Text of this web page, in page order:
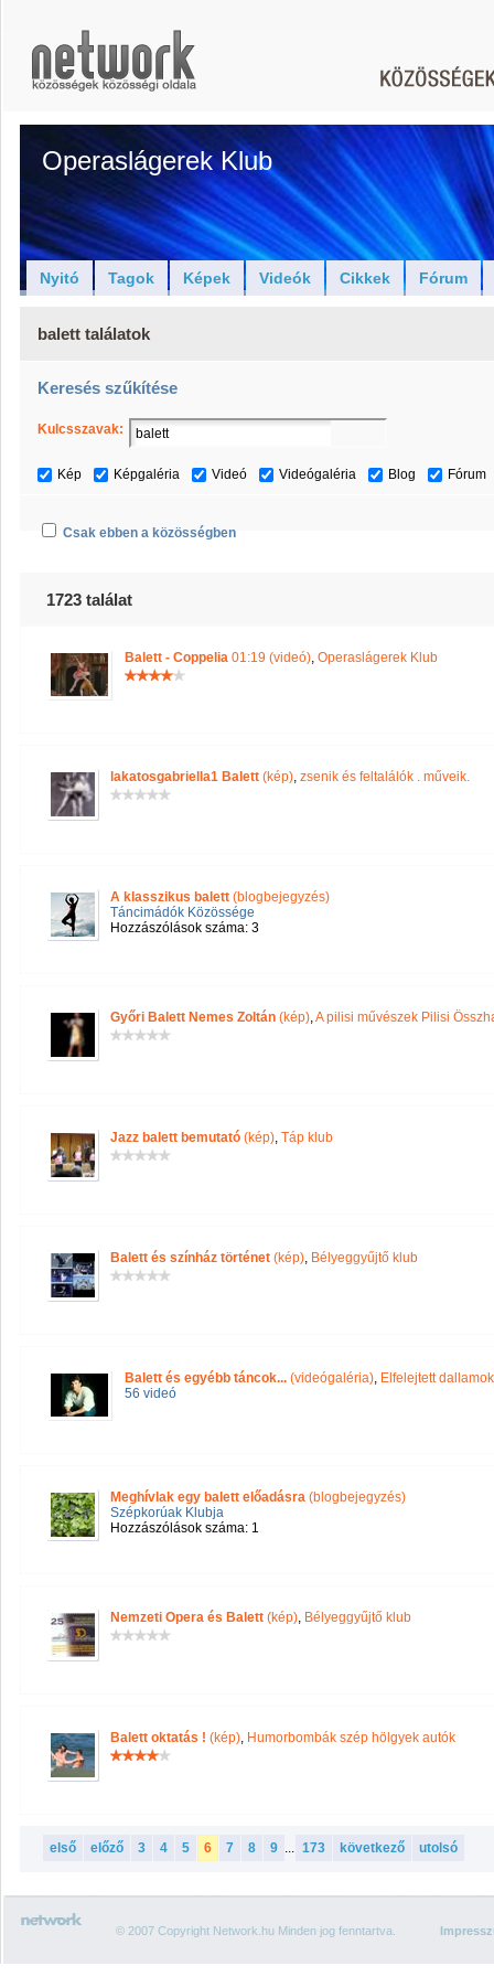
Operaslágerek Klub
Nyitó Tagok Képek Videók Cikkek Fórum
balett találatok
Keresés szűkítése
Kulcsszavak:
Kép Képgaléria Videó Videógaléria Blog Fórum
Csak ebben a közösségben
1723 találat
Balett - Coppelia 01:19 (videó), Operaslágerek Klub
lakatosgabriella1 Balett (kép), zsenik és feltalálók . műveik.
A klasszikus balett (blogbejegyzés)
Táncimádók Közössége
Hozzászólások száma: 3
Győri Balett Nemes Zoltán (kép),A pilisi művészek Pilisi
Jazz balett bemutató (kép), Táp klub
Balett és színház történet (kép), Bélyeggyűjtő klub
Balett és egyébb táncok... (videógaléria), Elfelejtett
56 videó
Meghívlak egy balett előadásra (blogbejegyzés)
Szépkorúak Klubja
Hozzászólások száma: 1
Nemzeti Opera és Balett (kép), Bélyeggyűjtő klub
Balett oktatás ! (kép), Humorbombák szép hölgyek autók
első előző 3 4 5 6 7 8 9 ... 173 következő utolsó
© 2007 Copyright Network.hu Minden jog fenntartva.